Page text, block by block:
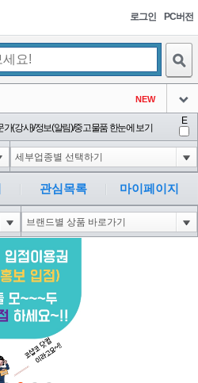
로그인 PC버전
NEW
아이콘
아이콘
아이콘
-16
'0:0:15' --
아이콘
0
(강사)/정보(알림)/중고물품 한눈에 보기
E
관심목록 마이페이지